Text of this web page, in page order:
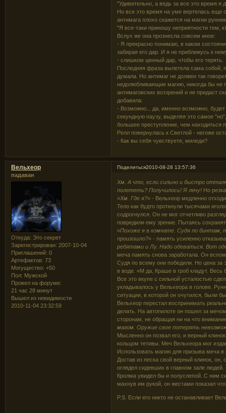
"Удивительно, а ведь за все это время я
Но все это время на уме вертелась еще
антимага плохо скажется на магии
"Я все-таки приношу неприятности тем,
Вслух же она прознесла совсем иное:
- Я прекрасно понимаю, в каком
забирая его дар. И я не приближусь к
- слишком ценный дар, чтобы его терять.
Последняя фраза вылетела сама собой,
думала. Но антимаг не должен так
недолюбливающие магию, никогда бы не
антимаговских воззрений и не придаст
добавила:
- Возможно... да, именно возможно,
секундную паузу, выделяя это самое
большее преступление, чем находиться
Релл повернулась к Светлой - негоже
- Как вы себя чувствуете, миледи?
Поделиться2010-08-28 13:57:36
Вельхеор
падаван
Откуда: Это секрет
Зарегистрирован: 2007-10-04
Приглашений: 0
Артефактов: 73
Могущество: +50
Пол: Мужской
Провел на форуме:
21 час 28 минут
Вышел из невидимости
2010-11-04 23:32:59
Хм. А что, если сильно и быстро
полететь? Получилось! Я лечу! Но
«Хм. Где я?»- Вельхеор медленно
Тело как будто проткнули тысячами
содрогнулся. Он не мог отчетливо
повредили ему зрение. Пытаясь
«Похоже я в комнате. Судя по бинтам,
произошло?»- память усиленно
ребятами и Лу. Надо одеваться. Вот
меча память снова заработала. Он
Судя по всему они победили. Но цена за
в воде. «М да, Краше в гроб кладут. Весь
Все это вкупе с сильной усталостью
укладывалось у Вельхеора в голове.
ситуации, в которой он очутился, были
Вельхеор перестал воспринимать
делать. На автопилоте он пошел за
сторонам, не обращая ни на что
магом. Оружие свое потерять
Мысленно он позвал его, и верный
кольцом тетивы. Меч Вельхеора мог
Использовать магию для призыва меча в
Достав из песка свой верный клинок,
оглядел сидевших в главном зале людей.
Кролма увидел бы и полуслепой. С ним
махнув им рукой, он жестами показал
P.S. Если его никто не останавливает